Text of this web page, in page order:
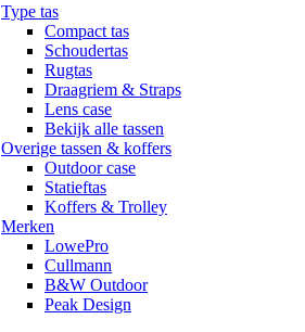
Type tas
Compact tas
Schoudertas
Rugtas
Draagriem & Straps
Lens case
Bekijk alle tassen
Overige tassen & koffers
Outdoor case
Statieftas
Koffers & Trolley
Merken
LowePro
Cullmann
B&W Outdoor
Peak Design